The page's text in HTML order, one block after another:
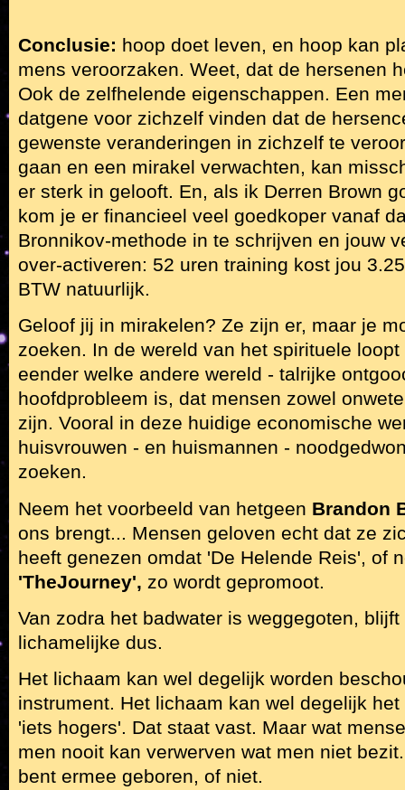
Conclusie: hoop doet leven, en hoop kan
mens veroorzaken. Weet, dat de hersenen
Ook de zelfhelende eigenschappen. Een
datgene voor zichzelf vinden dat de
gewenste veranderingen in zichzelf te
gaan en een mirakel verwachten, kan
er sterk in gelooft. En, als ik Derren Brown
kom je er financieel veel goedkoper vanaf
Bronnikov-methode in te schrijven en jouw
over-activeren: 52 uren training kost jou
BTW natuurlijk.
Geloof jij in mirakelen? Ze zijn er, maar je
zoeken. In de wereld van het spirituele
eender welke andere wereld - talrijke
hoofdprobleem is, dat mensen zowel
zijn. Vooral in deze huidige economische
huisvrouwen - en huismannen -
zoeken.
Neem het voorbeeld van hetgeen Brandon
ons brengt... Mensen geloven echt dat ze
heeft genezen omdat 'De Helende Reis', of
'TheJourney', zo wordt gepromoot.
Van zodra het badwater is weggegoten,
lichamelijke dus.
Het lichaam kan wel degelijk worden
instrument. Het lichaam kan wel degelijk
'iets hogers'. Dat staat vast. Maar wat
men nooit kan verwerven wat men niet
bent ermee geboren, of niet.